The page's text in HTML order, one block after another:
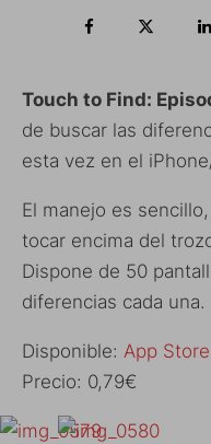
Touch to Find:
de buscar las
esta vez en el
El manejo es
tocar encima del
Dispone de 50
diferencias cada una.
Disponible: App Store
Precio: 0,79€